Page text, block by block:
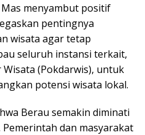
menyambut positif
pentingnya
wisata agar tetap
seluruh instansi terkait,
(Pokdarwis), untuk
potensi wisata lokal.
Berau semakin diminati
dan masyarakat